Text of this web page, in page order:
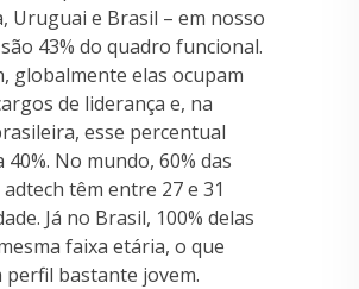
Uruguai e Brasil – em nosso
43% do quadro funcional.
globalmente elas ocupam
de liderança e, na
esse percentual
No mundo, 60% das
têm entre 27 e 31
Já no Brasil, 100% delas
faixa etária, o que
perfil bastante jovem.